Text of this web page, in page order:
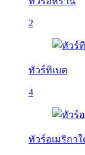
2
ทัวร์ทิเบต
4
ทัวร์อเมริกาใ